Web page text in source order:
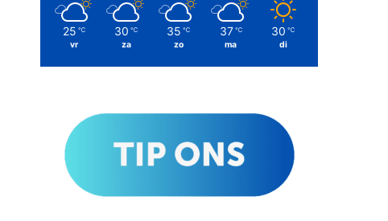
25 ℃
vr
30 ℃
za
35 ℃
zo
37 ℃
ma
30 ℃
di